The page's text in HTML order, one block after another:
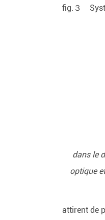
fig.３
dans le
optique
attirent de